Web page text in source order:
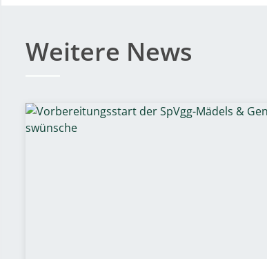
Weitere News